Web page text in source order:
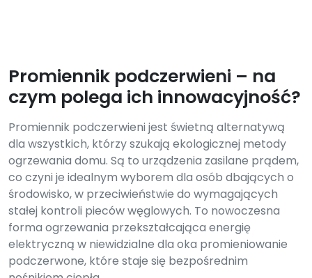
Promiennik podczerwieni – na
czym polega ich innowacyjność?
Promiennik podczerwieni jest świetną alternatywą
dla wszystkich, którzy szukają ekologicznej metody
ogrzewania domu. Są to urządzenia zasilane prądem,
co czyni je idealnym wyborem dla osób dbających o
środowisko, w przeciwieństwie do wymagających
stałej kontroli pieców węglowych. To nowoczesna
forma ogrzewania przekształcająca energię
elektryczną w niewidzialne dla oka promieniowanie
podczerwone, które staje się bezpośrednim